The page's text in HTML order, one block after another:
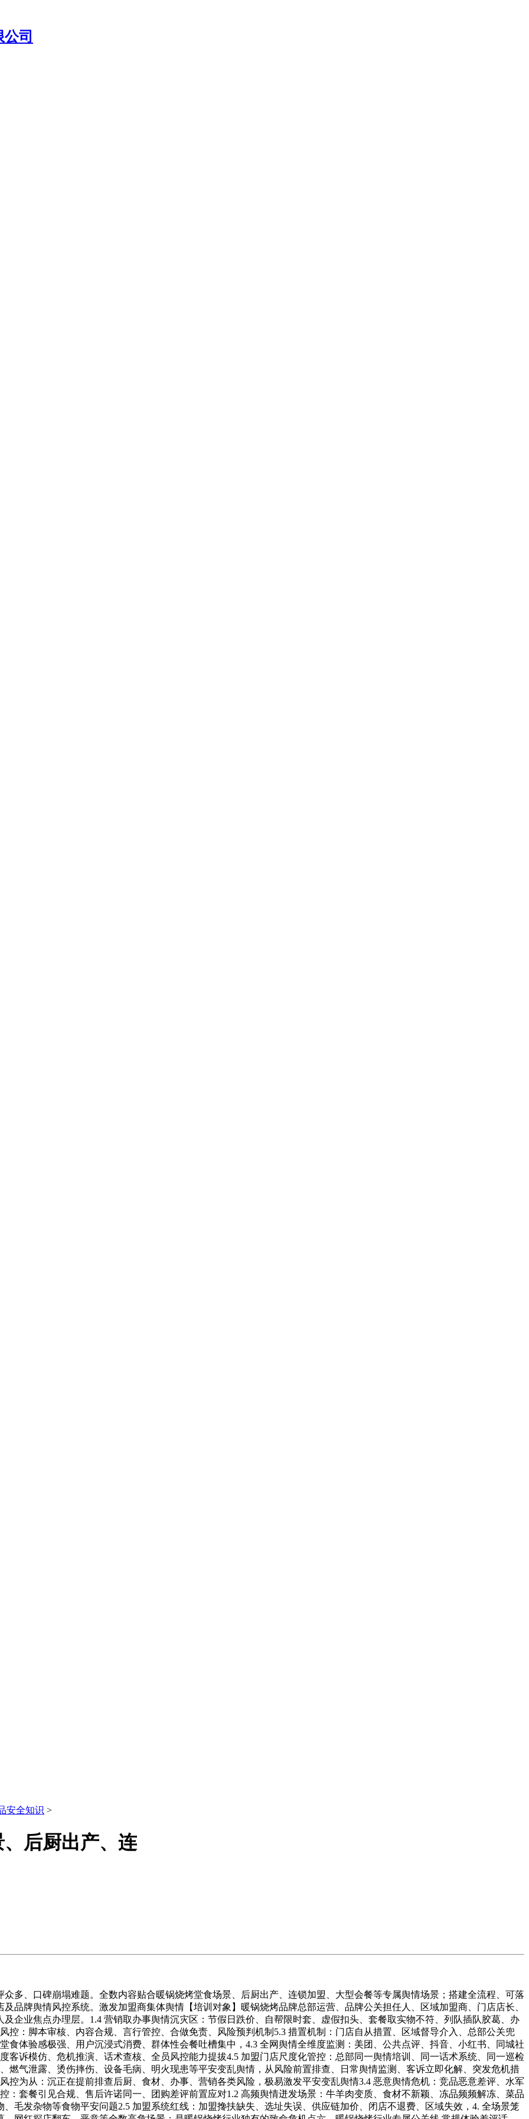
安全知识 >
后厨出产、连
、口碑崩塌难题。全数内容贴合暖锅烧烤堂食场景、后厨出产、连锁加盟、大型会餐等专属舆情场景；搭建全流程、可落
品牌舆情风控系统。激发加盟商集体舆情【培训对象】暖锅烧烤品牌总部运营、品牌公关担任人、区域加盟商、门店店长、
企业焦点办理层。1.4 营销取办事舆情沉灾区：节假日跌价、自帮限时套、虚假扣头、套餐取实物不符、列队插队胶葛、办
控：脚本审核、内容合规、言行管控、合做免责、风险预判机制5.3 措置机制：门店自从措置、区域督导介入、总部公关兜
食体验感极强、用户沉浸式消费、群体性会餐吐槽集中，4.3 全网舆情全维度监测：美团、公共点评、抖音、小红书、同城社
客诉模仿、危机推演、话术查核、全员风控能力提拔4.5 加盟门店尺度化管控：总部同一舆情培训、同一话术系统、同一巡检
燃气泄露、烫伤摔伤、设备毛病、明火现患等平安变乱舆情，从风险前置排查、日常舆情监测、客诉立即化解、突发危机措
控为从：沉正在提前排查后厨、食材、办事、营销各类风险，极易激发平安变乱舆情3.4 恶意舆情危机：竞品恶意差评、水军
：套餐引见合规、售后许诺同一、团购差评前置应对1.2 高频舆情迸发场景：牛羊肉变质、食材不新颖、冻品频频解冻、菜品
毛发杂物等食物平安问题2.5 加盟系统红线：加盟搀扶缺失、选址失误、供应链加价、闭店不退费、区域失效，4. 全场景笼